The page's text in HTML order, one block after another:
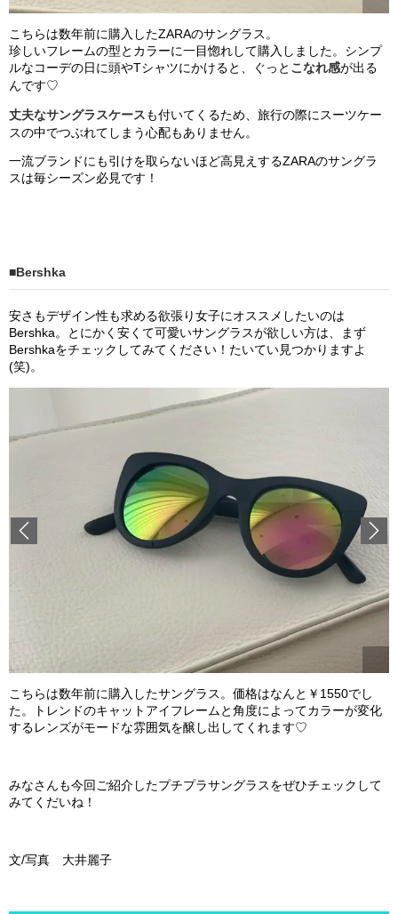
こちらは数年前に購入したZARAのサングラス。
珍しいフレームの型とカラーに一目惚れして購入しました。シンプ
ルなコーデの日に頭やTシャツにかけると、ぐっと こなれ感が出る
んです♡
丈夫なサングラスケース も付いてくるため、旅行の際にスーツケー
スの中でつぶれてしまう心配もありません。
一流ブランドにも引けを取らないほど高見えするZARAのサングラ
スは毎シーズン必見です！
■Bershka
安さもデザイン性も求める欲張り女子にオススメしたいのは
Bershka。とにかく安くて可愛いサングラスが欲しい方は、まず
Bershkaをチェックしてみてください！たいてい見つかりますよ
(笑)。
Previous
こちらは数年前に購入したサングラス。価格はなんと￥1550でし
た。トレンドのキャットアイフレームと角度によってカラーが変化
するレンズがモードな雰囲気を醸し出してくれます♡
みなさんも今回ご紹介したプチプラサングラスをぜひチェックして
みてくだいね！
文/写真 大井麗子